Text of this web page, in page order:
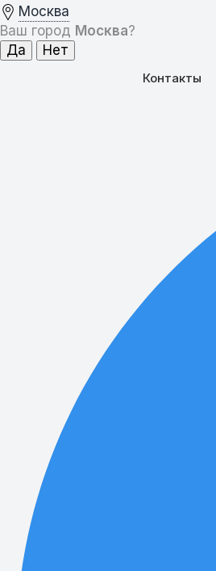
Москва
Ваш город Москва?
Контакты